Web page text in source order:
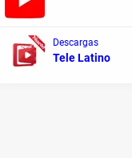
Descargas
Tele Latino